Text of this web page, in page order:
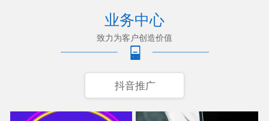
业务中心
致力为客户创造价值
抖音推广